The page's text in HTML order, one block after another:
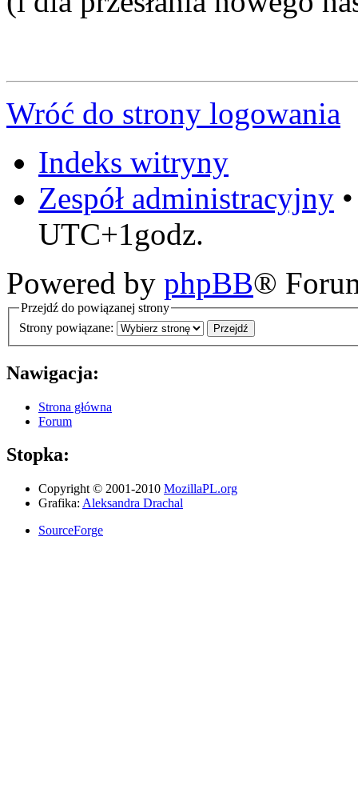
Wróć do strony logowania
Indeks witryny
Zespół administracyjny
UTC+1godz.
Powered by phpBB®
Przejdź do powiązanej strony
Strony powiązane:
Nawigacja:
Strona główna
Forum
Stopka:
Copyright © 2001-2010 MozillaPL.org
Grafika: Aleksandra Drachal
SourceForge